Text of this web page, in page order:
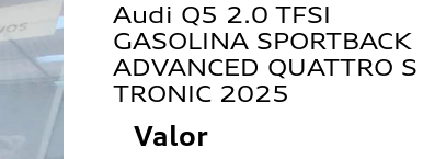
Audi Q5 2.0 TFSI
GASOLINA SPORTBACK
ADVANCED QUATTRO S
TRONIC 2025
Valor